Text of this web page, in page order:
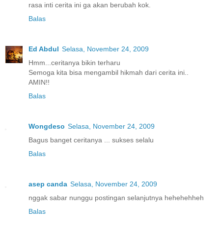
rasa inti cerita ini ga akan berubah kok.
Balas
Ed Abdul Selasa, November 24, 2009
Hmm...ceritanya bikin terharu
Semoga kita bisa mengambil hikmah dari cerita ini..
AMIN!!
Balas
Wongdeso Selasa, November 24, 2009
Bagus banget ceritanya ... sukses selalu
Balas
asep canda Selasa, November 24, 2009
nggak sabar nunggu postingan selanjutnya hehehehheh
Balas